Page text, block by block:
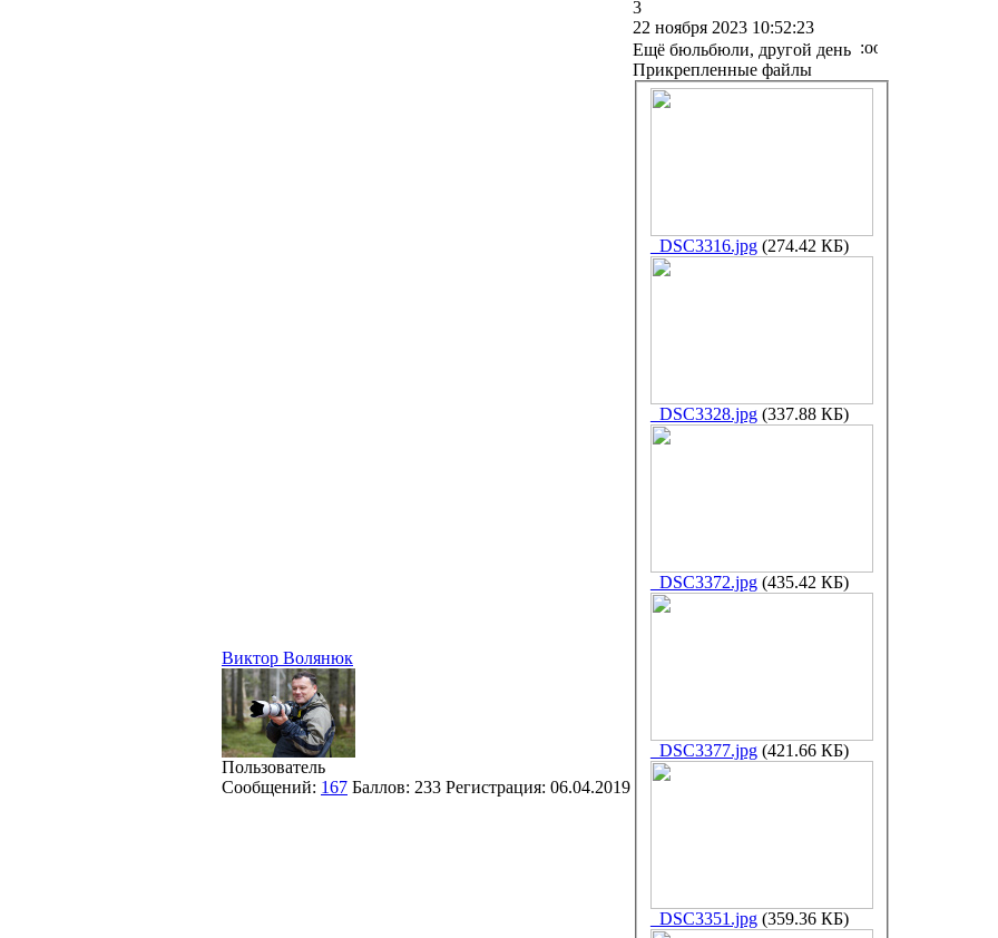
Виктор Волянюк
Пользователь
Сообщений: 167 Баллов: 233 Регистрация: 06.04.2019
3
22 ноября 2023 10:52:23
Ещё бюльбюли, другой день
Прикрепленные файлы
_DSC3316.jpg (274.42 КБ)
_DSC3328.jpg (337.88 КБ)
_DSC3372.jpg (435.42 КБ)
_DSC3377.jpg (421.66 КБ)
_DSC3351.jpg (359.36 КБ)